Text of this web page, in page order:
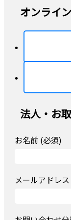
オンライ
法人・お
お名前 (必須)
メールアドレ